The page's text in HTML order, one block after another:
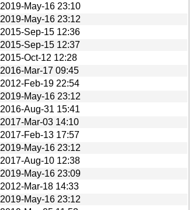
2019-May-16 23:10
2019-May-16 23:12
2015-Sep-15 12:36
2015-Sep-15 12:37
2015-Oct-12 12:28
2016-Mar-17 09:45
2012-Feb-19 22:54
2019-May-16 23:12
2016-Aug-31 15:41
2017-Mar-03 14:10
2017-Feb-13 17:57
2019-May-16 23:12
2017-Aug-10 12:38
2019-May-16 23:09
2012-Mar-18 14:33
2019-May-16 23:12